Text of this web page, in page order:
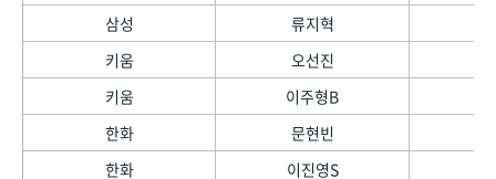
삼성
류지혁
키움
오선진
키움
이주형B
한화
문현빈
한화
이진영S